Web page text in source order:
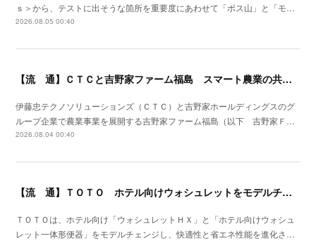
ｓ＞から、テストに出そうな箇所を重要度にあわせて「ボス山」と「モ…
2026.08.05 00:40
【流 通】ＣＴＣと吉野家ファーム福島 スマート農業の共同研究を開始
伊藤忠テクノソリューションズ（ＣＴＣ）と吉野家ホールディングスのグ
ループ企業で農業事業を展開する吉野家ファーム福島（以下 吉野家Ｆ…
2026.08.04 00:40
【流 通】ＴＯＴＯ ホテル向けウォシュレットをモデルチェン
ＴＯＴＯは、ホテル向け「ウォシュレットＨＸ」と「ホテル向けウォシュ
レット一体形便器」をモデルチェンジし、快適性と省エネ性能を進化さ…